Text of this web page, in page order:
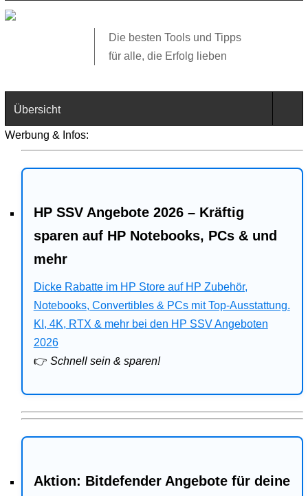
Die besten Tools und Tipps
für alle, die Erfolg lieben
Übersicht
Web
Business
Angebote
Bitdefender
Ratgeber
Werbung & Infos:
HP SSV Angebote 2026 – Kräftig
sparen auf HP Notebooks, PCs & und
mehr
Dicke Rabatte im HP Store auf HP Zubehör,
Notebooks, Convertibles & PCs mit Top-Ausstattung.
KI, 4K, RTX & mehr bei den HP SSV Angeboten
2026
👉 Schnell sein & sparen!
Aktion: Bitdefender Angebote für deine